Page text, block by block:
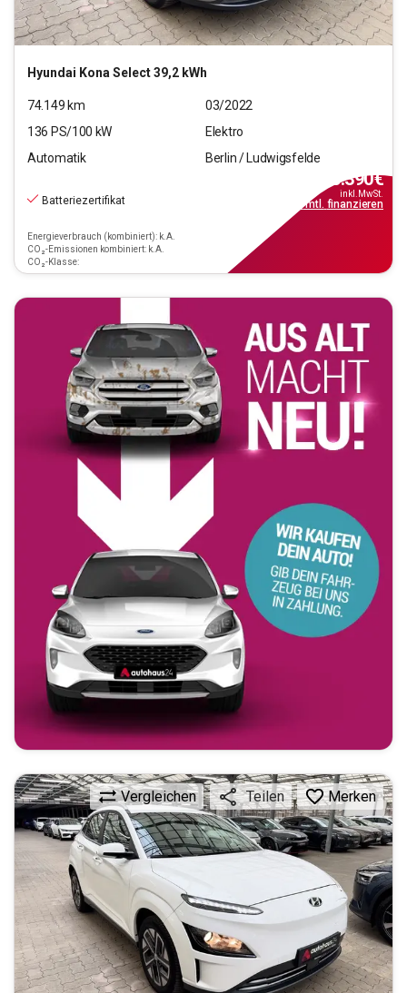
Hyundai Kona Select 39,2 kWh
74.149 km
03/2022
136 PS/100 kW
Elektro
Automatik
Berlin / Ludwigsfelde
Batteriezertifikat
Energieverbrauch (kombiniert): k.A.
CO₂-Emissionen kombiniert: k.A.
CO₂-Klasse:
15.390€
inkl.MwSt.
139€mtl. finanzieren
Vergleichen Teilen Merken